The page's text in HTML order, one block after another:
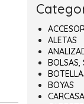
ALETAS
BOLSAS,
BOYAS